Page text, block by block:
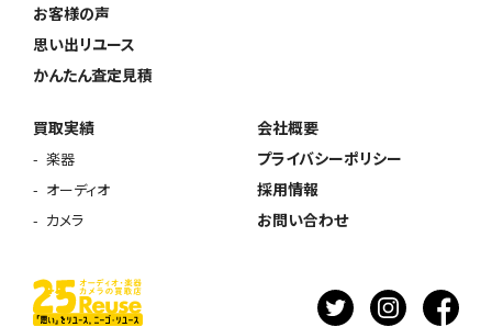
お客様の声
思い出リユース
かんたん査定見積
買取実績
楽器
オーディオ
カメラ
会社概要
プライバシーポリシー
採用情報
お問い合わせ